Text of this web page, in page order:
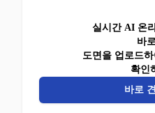
실시간 AI 온
바
도면을 업로드
확인
바로